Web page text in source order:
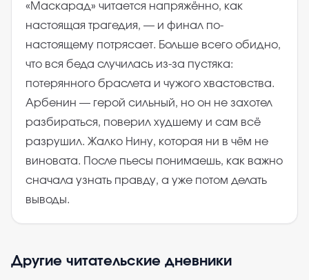
«Маскарад» читается напряжённо, как
настоящая трагедия, — и финал по-
настоящему потрясает. Больше всего обидно,
что вся беда случилась из-за пустяка:
потерянного браслета и чужого хвастовства.
Арбенин — герой сильный, но он не захотел
разбираться, поверил худшему и сам всё
разрушил. Жалко Нину, которая ни в чём не
виновата. После пьесы понимаешь, как важно
сначала узнать правду, а уже потом делать
выводы.
Другие читательские дневники